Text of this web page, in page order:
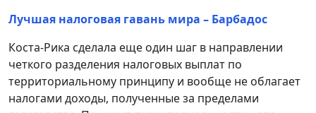
Лучшая налоговая гавань мира – Барбадос
Коста-Рика сделала еще один шаг в направлении
четкого разделения налоговых выплат по
территориальному принципу и вообще не облагает
налогами доходы, полученные за пределами